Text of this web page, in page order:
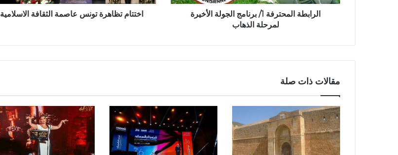
الرابطة المحترفة 1/ برنامج الجولة الأخيرة
لمرحلة الذهاب
اختتام تظاهرة تونس عاصمة الثقافة الاسلامية
مقالات ذات صلة